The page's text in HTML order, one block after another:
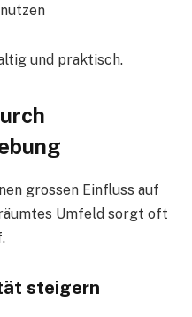
und praktisch.
grossen Einfluss auf
Umfeld sorgt oft
steigern